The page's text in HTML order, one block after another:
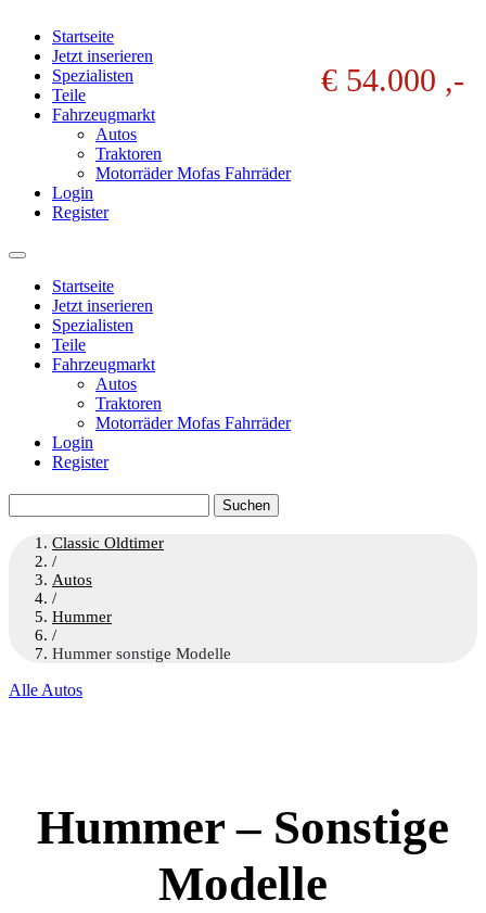
Startseite
Jetzt inserieren
Spezialisten
Teile
Fahrzeugmarkt
Autos
Traktoren
Motorräder Mofas Fahrräder
Login
Register
Startseite
Jetzt inserieren
Spezialisten
Teile
Fahrzeugmarkt
Autos
Traktoren
Motorräder Mofas Fahrräder
Login
Register
nach:
Classic Oldtimer
/
Autos
/
Hummer
/
Hummer sonstige Modelle
Alle Autos
Hummer – Sonstige
Modelle
€ 54.000 ,-